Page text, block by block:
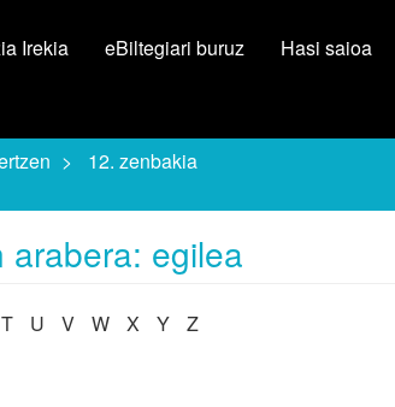
Irekia eBiltegiari buruz Hasi saioa
12. zenbakia
egilea
T U V W X Y Z